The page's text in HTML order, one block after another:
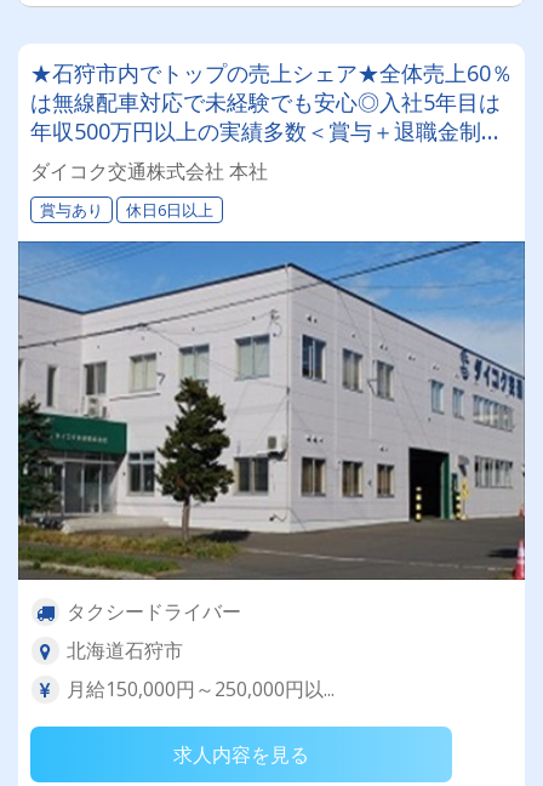
★石狩市内でトップの売上シェア★全体売上60％
は無線配車対応で未経験でも安心◎入社5年目は
年収500万円以上の実績多数＜賞与＋退職金制度
も有＞タクシードライバーのお仕事で安定収入を
目指しませんか？
ダイコク交通株式会社 本社
賞与あり 休日6日以上
タクシードライバー
北海道石狩市
月給150,000円～250,000円以...
求人内容を見る